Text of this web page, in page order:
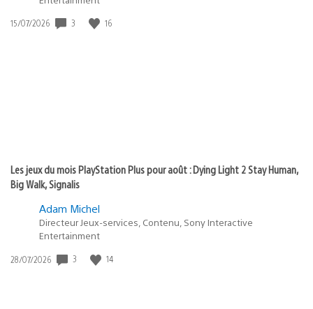
Date
15/07/2026 3 16
Les jeux du mois PlayStation Plus pour août : Dying Light 2 Stay Human,
Big Walk, Signalis
Adam Michel
Directeur Jeux-services, Contenu, Sony Interactive
Entertainment
Date
28/07/2026 3 14